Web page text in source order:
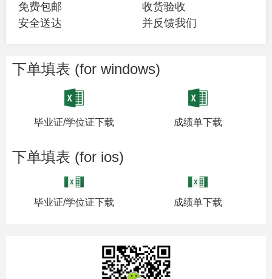
免费包邮
安全送达
收货验收
并反馈我们
下单填表 (for windows)
毕业证/学位证下载 成绩单下载
下单填表 (for ios)
毕业证/学位证下载 成绩单下载